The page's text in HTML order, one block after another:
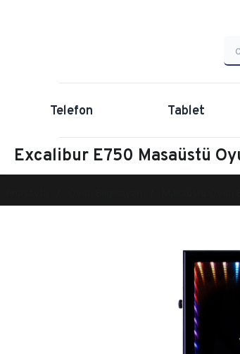
Telefon Tablet
Excalibur E750 Masaüstü